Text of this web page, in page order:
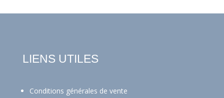
LIENS UTILES
Conditions générales de vente